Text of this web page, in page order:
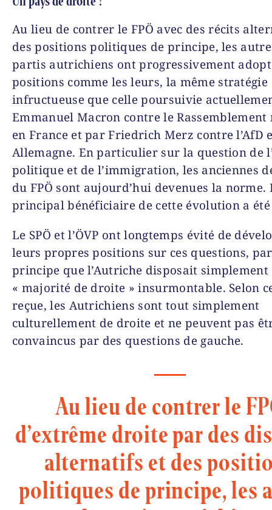
Au lieu de contrer le FPÖ avec des récits
des positions politiques de principe, les
partis autrichiens ont progressivement
positions comme les leurs, la même stratégie
infructueuse que celle poursuivie
Emmanuel Macron contre le
en France et par Friedrich Merz contre l’AfD
Allemagne. En particulier sur la question de
politique et de l’immigration, les anciennes
du FPÖ sont aujourd’hui devenues la norme.
principal bénéficiaire de cette évolution a été
Le SPÖ et l’ÖVP ont longtemps évité de
leurs propres positions sur ces questions,
principe que l’Autriche disposait simplement
« majorité de droite » insurmontable. Selon
reçue, les Autrichiens sont tout simplement
culturellement de droite et ne peuvent pas
convaincus par des questions de gauche.
Au lieu de contrer le
d’extrême droite par des
alternatifs et des
politiques de principe, les